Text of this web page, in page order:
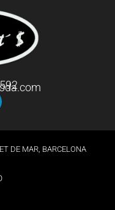
DE MAR, BARCELONA